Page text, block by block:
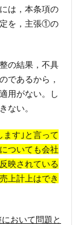
は，本条項の
を，主張①の
の結果，不具
であるから，
用がない。し
ない。
す｣と言って
ついても会社
映されている
上計上はでき
おいて問題と